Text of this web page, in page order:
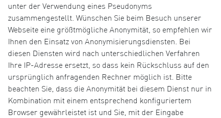
unter der Verwendung eines Pseudonyms
zusammengestellt. Wünschen Sie beim Besuch unserer
Webseite eine größtmögliche Anonymität, so empfehlen wir
Ihnen den Einsatz von Anonymisierungsdiensten. Bei
diesen Diensten wird nach unterschiedlichen Verfahren
Ihre IP-Adresse ersetzt, so dass kein Rückschluss auf den
ursprünglich anfragenden Rechner möglich ist. Bitte
beachten Sie, dass die Anonymität bei diesem Dienst nur in
Kombination mit einem entsprechend konfiguriertem
Browser gewährleistet ist und Sie, mit der Eingabe